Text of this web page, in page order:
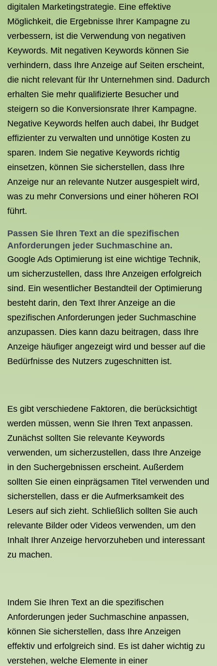
digitalen Marketingstrategie. Eine effektive
Möglichkeit, die Ergebnisse Ihrer Kampagne zu
verbessern, ist die Verwendung von negativen
Keywords. Mit negativen Keywords können Sie
verhindern, dass Ihre Anzeige auf Seiten erscheint,
die nicht relevant für Ihr Unternehmen sind. Dadurch
erhalten Sie mehr qualifizierte Besucher und
steigern so die Konversionsrate Ihrer Kampagne.
Negative Keywords helfen auch dabei, Ihr Budget
effizienter zu verwalten und unnötige Kosten zu
sparen. Indem Sie negative Keywords richtig
einsetzen, können Sie sicherstellen, dass Ihre
Anzeige nur an relevante Nutzer ausgespielt wird,
was zu mehr Conversions und einer höheren ROI
führt.
Passen Sie Ihren Text an die spezifischen
Anforderungen jeder Suchmaschine an.
Google Ads Optimierung ist eine wichtige Technik,
um sicherzustellen, dass Ihre Anzeigen erfolgreich
sind. Ein wesentlicher Bestandteil der Optimierung
besteht darin, den Text Ihrer Anzeige an die
spezifischen Anforderungen jeder Suchmaschine
anzupassen. Dies kann dazu beitragen, dass Ihre
Anzeige häufiger angezeigt wird und besser auf die
Bedürfnisse des Nutzers zugeschnitten ist.
Es gibt verschiedene Faktoren, die berücksichtigt
werden müssen, wenn Sie Ihren Text anpassen.
Zunächst sollten Sie relevante Keywords
verwenden, um sicherzustellen, dass Ihre Anzeige
in den Suchergebnissen erscheint. Außerdem
sollten Sie einen einprägsamen Titel verwenden und
sicherstellen, dass er die Aufmerksamkeit des
Lesers auf sich zieht. Schließlich sollten Sie auch
relevante Bilder oder Videos verwenden, um den
Inhalt Ihrer Anzeige hervorzuheben und interessant
zu machen.
Indem Sie Ihren Text an die spezifischen
Anforderungen jeder Suchmaschine anpassen,
können Sie sicherstellen, dass Ihre Anzeigen
effektiv und erfolgreich sind. Es ist daher wichtig zu
verstehen, welche Elemente in einer